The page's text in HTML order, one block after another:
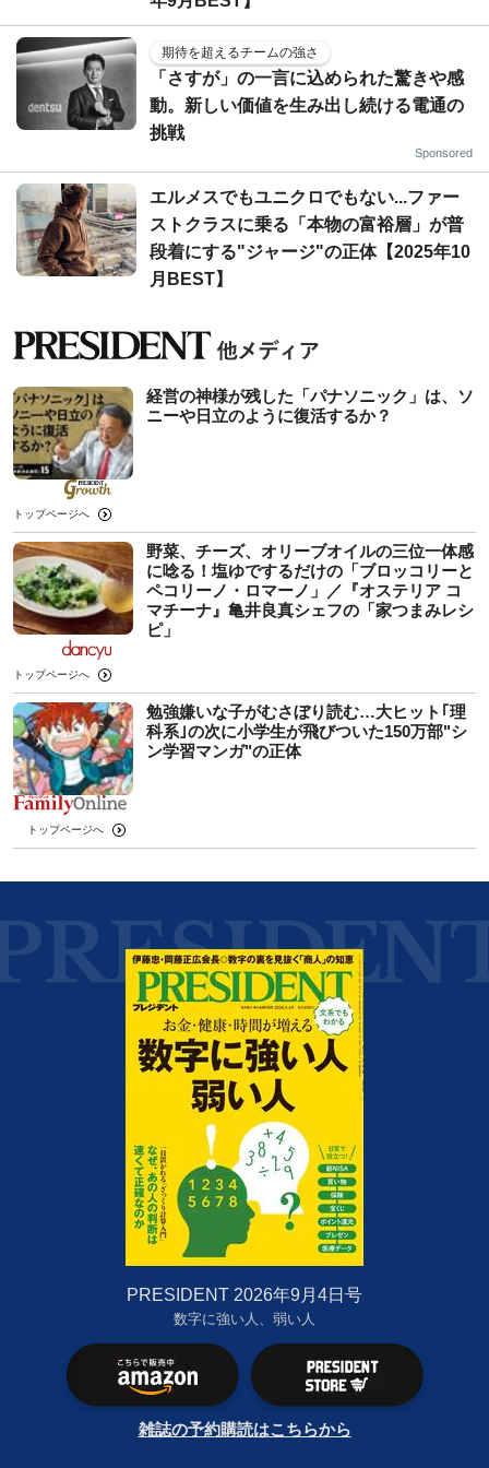
期待を超えるチームの強さ
「さすが」の一言に込められた驚きや感
動。新しい価値を生み出し続ける電通の
挑戦
Sponsored
エルメスでもユニクロでもない...ファー
ストクラスに乗る「本物の富裕層」が普
段着にする"ジャージ"の正体【2025年10
月BEST】
経営の神様が残した「パナソニック」は、ソ
ニーや日立のように復活するか？
トップページへ
野菜、チーズ、オリーブオイルの三位一体感
に唸る！塩ゆでするだけの「ブロッコリーと
ペコリーノ・ロマーノ」／『オステリア コ
マチーナ』亀井良真シェフの「家つまみレシ
ピ」
トップページへ
勉強嫌いな子がむさぼり読む…大ヒット｢理
科系｣の次に小学生が飛びついた150万部"シ
ン学習マンガ"の正体
トップページへ
PRESIDENT 2026年9月4日号
数字に強い人、弱い人
雑誌の予約購読はこちらから